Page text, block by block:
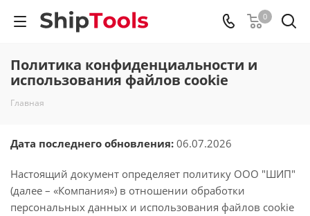
0
Политика конфиденциальности и
использования файлов cookie
Главная
Дата последнего обновления: 06.07.2026
Настоящий документ определяет политику ООО "ШИП"
(далее – «Компания») в отношении обработки
персональных данных и использования файлов cookie